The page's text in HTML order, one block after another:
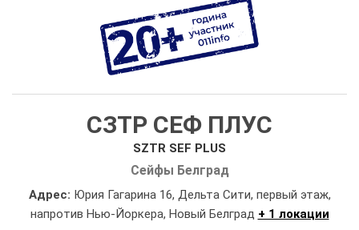
СЗТР СЕФ ПЛУС
SZTR SEF PLUS
Сейфы Белград
Адрес: Юрия Гагарина 16, Дельта Сити, первый этаж,
напротив Нью-Йоркера, Новый Белград + 1 локации